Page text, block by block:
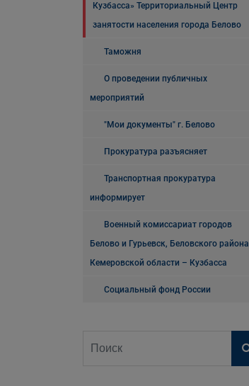
Кузбасса» Территориальный Центр
занятости населения города Белово
Таможня
О проведении публичных
мероприятий
"Мои документы" г. Белово
Прокуратура разъясняет
Транспортная прокуратура
информирует
Военный комиссариат городов
Белово и Гурьевск, Беловского района
Кемеровской области – Кузбасса
Социальный фонд России